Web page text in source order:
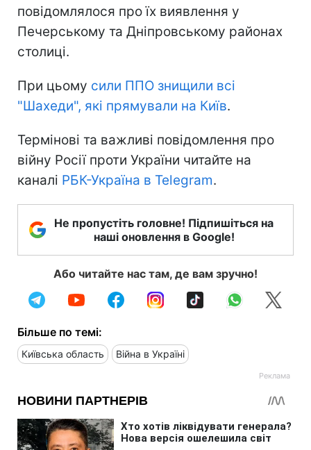
повідомлялося про їх виявлення у
Печерському та Дніпровському районах
столиці.
При цьому сили ППО знищили всі
"Шахеди", які прямували на Київ.
Термінові та важливі повідомлення про
війну Росії проти України читайте на
каналі РБК-Україна в Telegram.
Не пропустіть головне! Підпишіться на
наші оновлення в Google!
Або читайте нас там, де вам зручно!
Більше по темі:
Київська область Війна в Україні